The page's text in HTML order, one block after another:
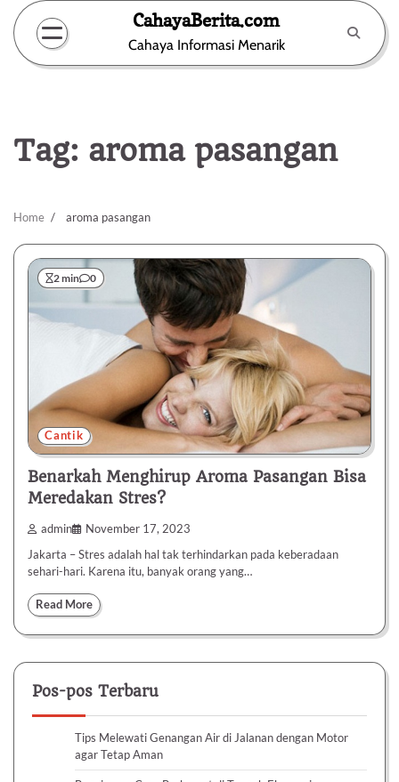
Skip
content
CahayaBerita.com
Cahaya Informasi Menarik
Tag: aroma pasangan
Home aroma pasangan
2 min 0
Cantik
Benarkah Menghirup Aroma Pasangan Bisa
Meredakan Stres?
admin November 17, 2023
Jakarta – Stres adalah hal tak terhindarkan pada keberadaan
sehari-hari. Karena itu, banyak orang yang…
Read More
Pos-pos Terbaru
Tips Melewati Genangan Air di Jalanan dengan Motor
agar Tetap Aman